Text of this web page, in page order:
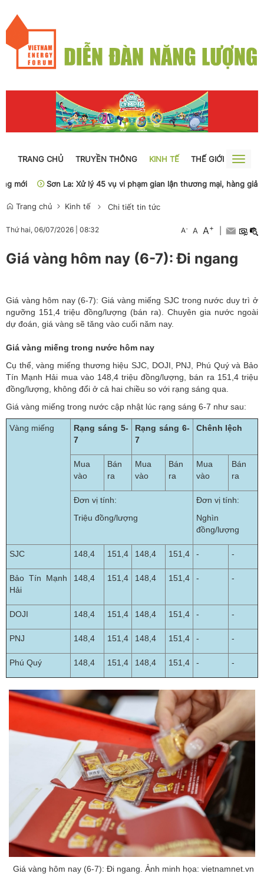
TRANG CHỦ TRUYỀN THÔNG KINH TẾ THẾ GIỚI
Toggle
Sơn La: Xử lý 45 vụ vi phạm gian lận thương mại, hàng giả
Trang chủ Kinh tế Chi tiết tin tức
Thứ hai, 06/07/2026 08:32 A- A A+
Giá vàng hôm nay (6-7): Đi ngang
Giá vàng hôm nay (6-7): Giá vàng miếng SJC trong nước duy trì ở
ngưỡng 151,4 triệu đồng/lượng (bán ra). Chuyên gia nước ngoài
dự đoán, giá vàng sẽ tăng vào cuối năm nay.
Giá vàng miếng trong nước hôm nay
Cụ thể, vàng miếng thương hiệu SJC, DOJI, PNJ, Phú Quý và Bảo
Tín Mạnh Hải mua vào 148,4 triệu đồng/lượng, bán ra 151,4 triệu
đồng/lượng, không đổi ở cả hai chiều so với rạng sáng qua.
Giá vàng miếng trong nước cập nhật lúc rạng sáng 6-7 như sau:
Vàng miếng
Rạng sáng 5-
7
Rạng sáng 6-
7
Chênh lệch
Mua
vào
Bán
ra
Mua
vào
Bán
ra
Mua
vào
Bán
ra
Đơn vị tính:
Triệu đồng/lượng
Đơn vị tính:
Nghìn
đồng/lượng
SJC 148,4 151,4 148,4 151,4 - -
Bảo Tín Mạnh
Hải
148,4 151,4 148,4 151,4 - -
DOJI 148,4 151,4 148,4 151,4 - -
PNJ 148,4 151,4 148,4 151,4 - -
Phú Quý 148,4 151,4 148,4 151,4 - -
Giá vàng hôm nay (6-7): Đi ngang. Ảnh minh họa: vietnamnet.vn